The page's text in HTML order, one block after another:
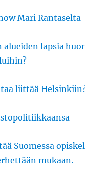
Mari Rantaselta
alueiden lapsia
liittää
Suomessa
mukaan.